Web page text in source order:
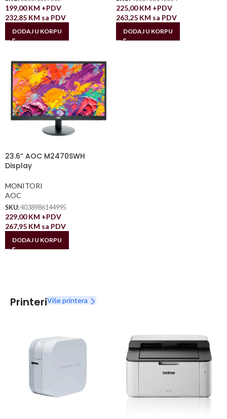
199,00KM +PDV
232,85 KM sa PDV
DODAJ U KORPU
225,00KM +PDV
263,25 KM sa PDV
DODAJ U KORPU
23.6” AOC M2470SWH
Display
MONITORI
AOC
SKU:4038986144995
229,00KM +PDV
267,95 KM sa PDV
DODAJ U KORPU
PrinteriViše printera